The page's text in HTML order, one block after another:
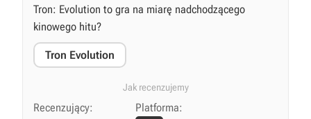
Tron: Evolution to gra na miarę nadchodzącego
kinowego hitu?
Tron Evolution
Jak recenzujemy
Recenzujący:
Platforma: